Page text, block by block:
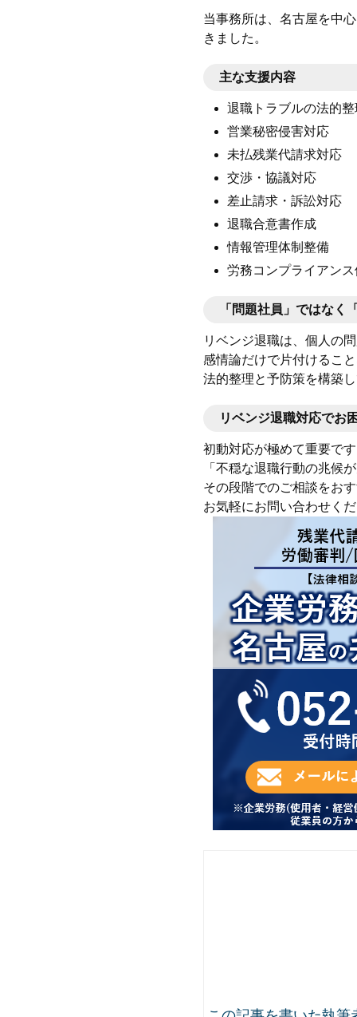
当事務所は、名古屋を中
きました。
主な支援内容
退職トラブルの法的整
営業秘密侵害対応
未払残業代請求対応
交渉・協議対応
差止請求・訴訟対応
退職合意書作成
情報管理体制整備
労務コンプライアン
「問題社員」ではなく
リベンジ退職は、個人の
感情論だけで片付けるこ
法的整理と予防策を構築
リベンジ退職対応でお
初動対応が極めて重要で
「不穏な退職行動の兆候
その段階でのご相談をお
お気軽にお問い合わせく